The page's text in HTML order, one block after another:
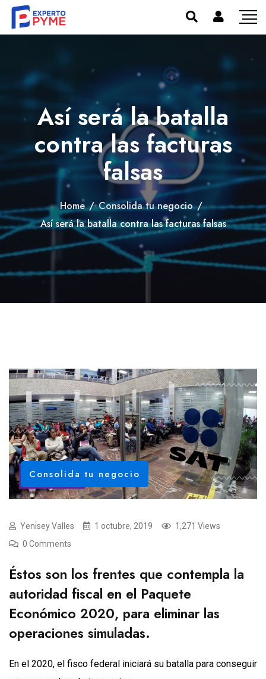
Así será la batalla
contra las facturas
falsas
Home / Consolida tu negocio /
Así será la batalla contra las facturas falsas
Consolida tu negocio
Yenisey Valles 1 octubre, 2019
1,271 Views
0 Comments
Éstos son los frentes que contempla la
autoridad fiscal en el Paquete
Económico 2020, para eliminar las
operaciones simuladas.
En el 2020, el fisco federal iniciará su batalla para conseguir